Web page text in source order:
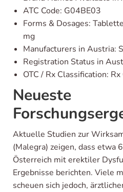
ATC Code: G04BE03
Forms & Dosages:
mg
Manufacturers in Austria:
Registration Status in
OTC / Rx Classification:
Neueste
Aktuelle Studien zur
(Malegra) zeigen, dass etwa
Österreich mit erektiler
Ergebnisse berichten. Viele
scheuen sich jedoch,